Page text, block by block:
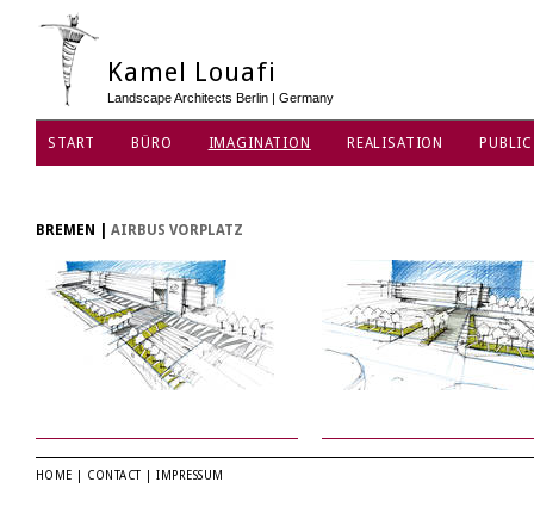
Kamel Louafi
Landscape Architects Berlin | Germany
START BÜRO IMAGINATION REALISATION
BREMEN AIRBUS VORPLATZ
HOME CONTACT |IMPRESSUM